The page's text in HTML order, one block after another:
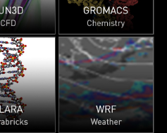
生能源等領域的工作。
聞稿
級電腦，專門用於推動材料科學
等領域的工作。
聞稿
。
聞稿